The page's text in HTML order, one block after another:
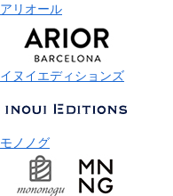
アリオール
イヌイエディションズ
モノノグ